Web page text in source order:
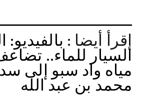
إقرأ أيضا :
السيار للماء..
مياه واد سبو إلى
محمد بن عبد الله